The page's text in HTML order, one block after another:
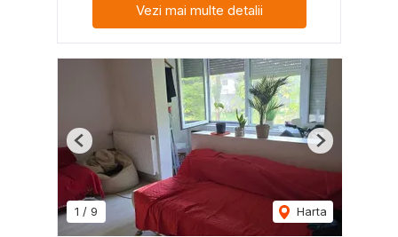
Vezi mai multe detalii
1 / 9 Harta
Previous Next